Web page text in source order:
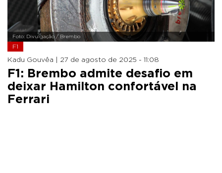
Foto: Divulgação / Brembo
F1
Kadu Gouvêa | 27 de agosto de 2025 - 11:08
F1: Brembo admite desafio em
deixar Hamilton confortável na
Ferrari